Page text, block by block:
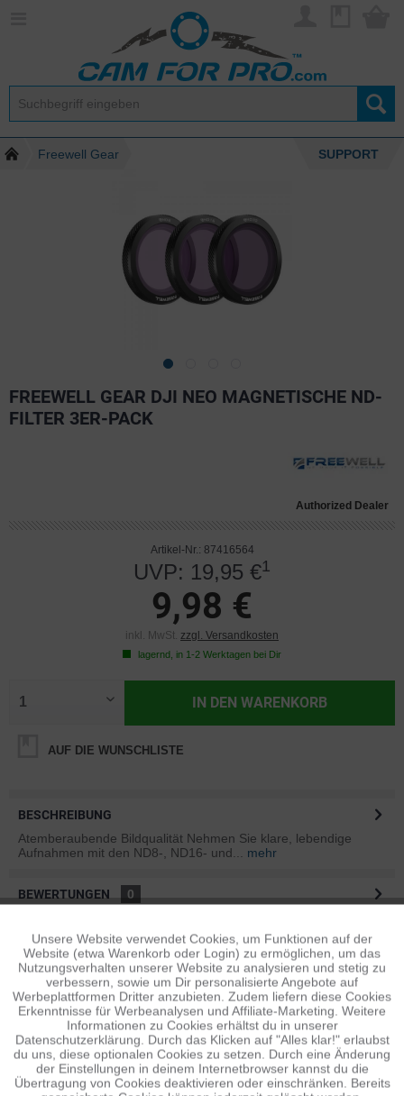
Freewell Gear SUPPORT
FREEWELL GEAR DJI NEO MAGNETISCHE ND-
FILTER 3ER-PACK
Authorized Dealer
Artikel-Nr.: 87416564
UVP: 19,95 €1
9,98 €
inkl. MwSt. zzgl. Versandkosten
lagernd, in 1-2 Werktagen bei Dir
IN DEN WARENKORB
AUF DIE WUNSCHLISTE
BESCHREIBUNG
Atemberaubende Bildqualität Nehmen Sie klare, lebendige
Aufnahmen mit den ND8-, ND16- und...
mehr
BEWERTUNGEN
0
ÄHNLICHE ARTIKEL
Diese Artikel sind dem Produkt ähnlich ...mehr
Persönliche Empfehlungen
Funktionale Aktiv
Tracking Inaktiv
Personalisierung Inaktiv
Unsere Website verwendet Cookies, um Funktionen auf der
Website (etwa Warenkorb oder Login) zu ermöglichen, um das
Nutzungsverhalten unserer Website zu analysieren und stetig zu
verbessern, sowie um Dir personalisierte Angebote auf
Werbeplattformen Dritter anzubieten. Zudem liefern diese Cookies
Erkenntnisse für Werbeanalysen und Affiliate-Marketing. Weitere
Informationen zu Cookies erhältst du in unserer
Datenschutzerklärung. Durch das Klicken auf "Alles klar!" erlaubst
du uns, diese optionalen Cookies zu setzen. Durch eine Änderung
der Einstellungen in deinem Internetbrowser kannst du die
Übertragung von Cookies deaktivieren oder einschränken. Bereits